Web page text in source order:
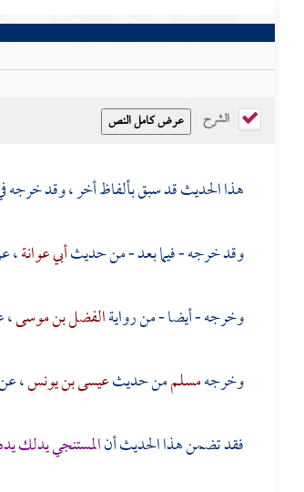
الشرح
هذا الحديث قد سبق بألفاظ أخر ، وقد
وقد خرجه - فيما بعد - من حديثأبي عوانة،
وخرجه - أيضا - من روايةالفضل بن موسى
وخرجهمسلممن حديثعيسى بن يونس،
فقد تضمن هذا الحديث أنالمستنجي يدلك